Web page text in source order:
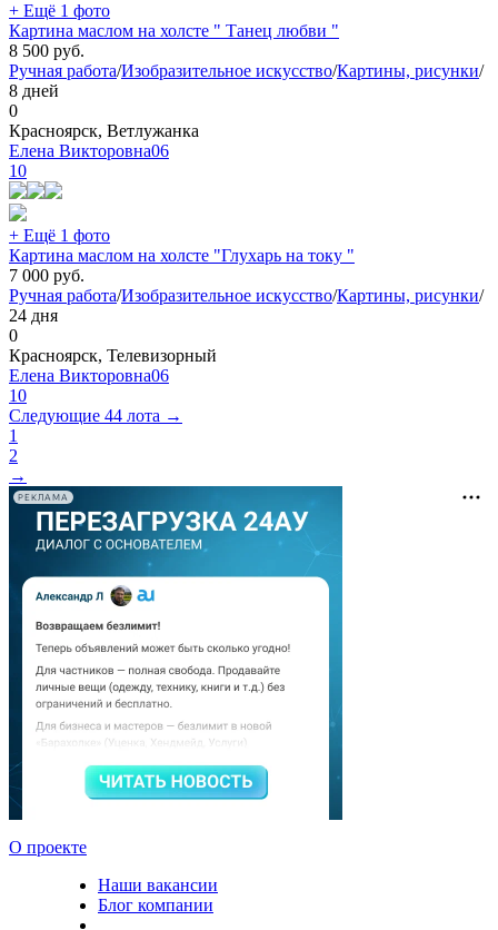
+ Ещё 1 фото
Картина маслом на холсте " Танец любви "
8 500 руб.
Ручная работа/Изобразительное искусство/Картины, рисунки/
8 дней
0
Красноярск, Ветлужанка
Елена Викторовна06
10
+ Ещё 1 фото
Картина маслом на холсте "Глухарь на току "
7 000 руб.
Ручная работа/Изобразительное искусство/Картины, рисунки/
24 дня
0
Красноярск, Телевизорный
Елена Викторовна06
10
Следующие 44 лота →
1
2
→
РЕКЛАМА
О проекте
Наши вакансии
Блог компании